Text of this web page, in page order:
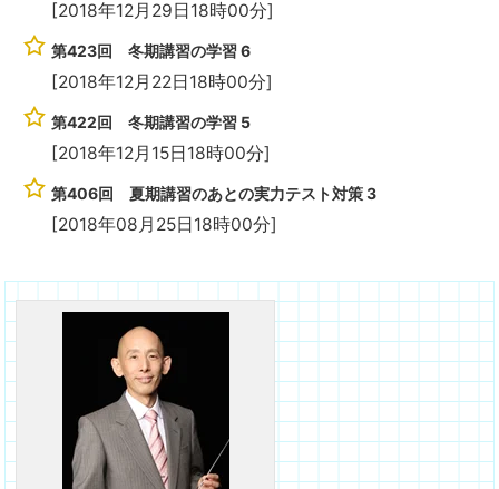
[2018年12月29日18時00分]
第423回 冬期講習の学習 6
[2018年12月22日18時00分]
第422回 冬期講習の学習 5
[2018年12月15日18時00分]
第406回 夏期講習のあとの実力テスト対策 3
[2018年08月25日18時00分]